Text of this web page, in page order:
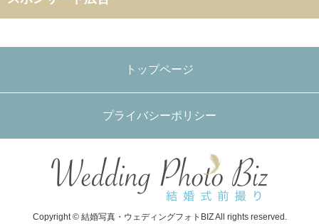
トップページ
プライバシーポリシー
Copyright © 結婚写真・ウェディングフォトBIZ All rights reserved.